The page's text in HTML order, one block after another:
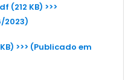
(212 KB) >>>
2023)
>>> (Publicado em